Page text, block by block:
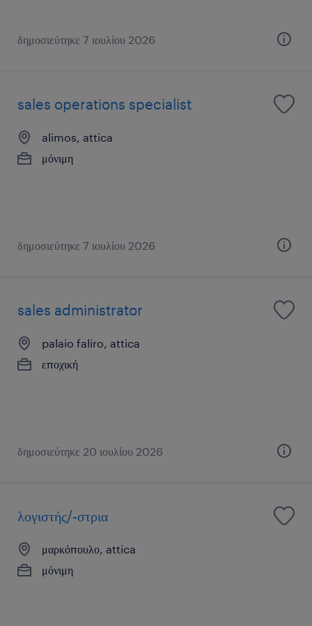
δημοσιεύτηκε 7 ιουλίου 2026
sales operations specialist
alimos, attica
μόνιμη
δημοσιεύτηκε 7 ιουλίου 2026
sales administrator
palaio faliro, attica
εποχική
δημοσιεύτηκε 20 ιουλίου 2026
λογιστής/-στρια
μαρκόπουλο, attica
μόνιμη